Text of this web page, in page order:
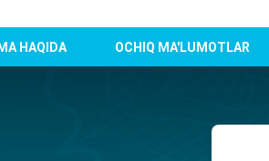
HAQIDA OCHIQ MA'LUMOTLAR